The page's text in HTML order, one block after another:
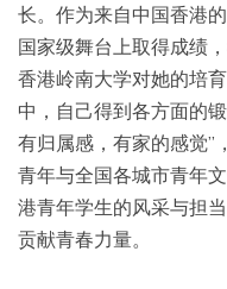
长。作为来自中国香港
国家级舞台上取得成绩
香港岭南大学对她的培
中，自己得到各方面的
有归属感，有家的感觉”
青年与全国各城市青年
港青年学生的风采与担
贡献青春力量。